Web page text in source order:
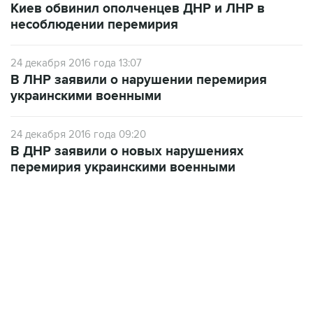
Киев обвинил ополченцев ДНР и ЛНР в
несоблюдении перемирия
24 декабря 2016 года 13:07
В ЛНР заявили о нарушении перемирия
украинскими военными
24 декабря 2016 года 09:20
В ДНР заявили о новых нарушениях
перемирия украинскими военными